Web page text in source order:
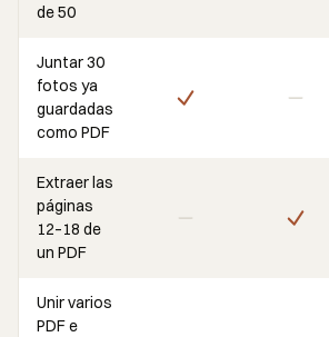
de 50
Juntar 30
fotos ya
guardadas
como PDF
Extraer las
páginas
12–18 de
un PDF
Unir varios
PDF e